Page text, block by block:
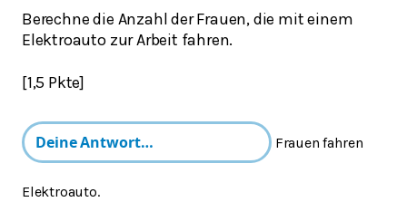
Berechne die Anzahl der Frauen, die mit einem
Elektroauto zur Arbeit fahren.
[1,5 Pkte]
Frauen fahren
Elektroauto.